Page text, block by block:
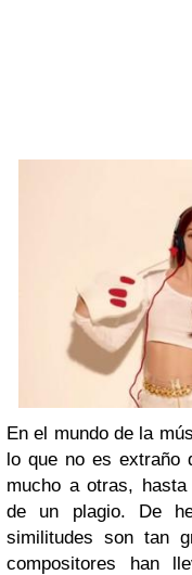
En el mundo de la
lo que no es extraño
mucho a otras,
de un plagio. De
similitudes son tan
compositores han